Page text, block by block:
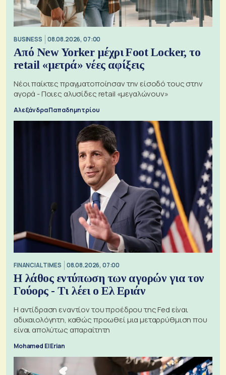
BUSINESS 08.08.2026, 07:00
Από New Yorker μέχρι Foot Locker, το
retail «μετρά» νέες αφίξεις
Νέοι παίκτες πραγματοποίησαν την είσοδό τους στην
αγορά - Ποιες αλυσίδες retail «μεγαλώνουν»
Αλεξάνδρα Παπαδημητρίου
FINANCIAL TIMES 08.08.2026, 07:00
Η λάθος εντύπωση των αγορών για τον
Γούορς - Τι λέει ο Ελ Εριάν
Η αντίδραση εναντίον του προέδρου της Fed είναι
αδικαιολόγητη, καθώς προωθεί μια μεταρρύθμιση που
είναι απολύτως απαραίτητη
Mohamed El Erian